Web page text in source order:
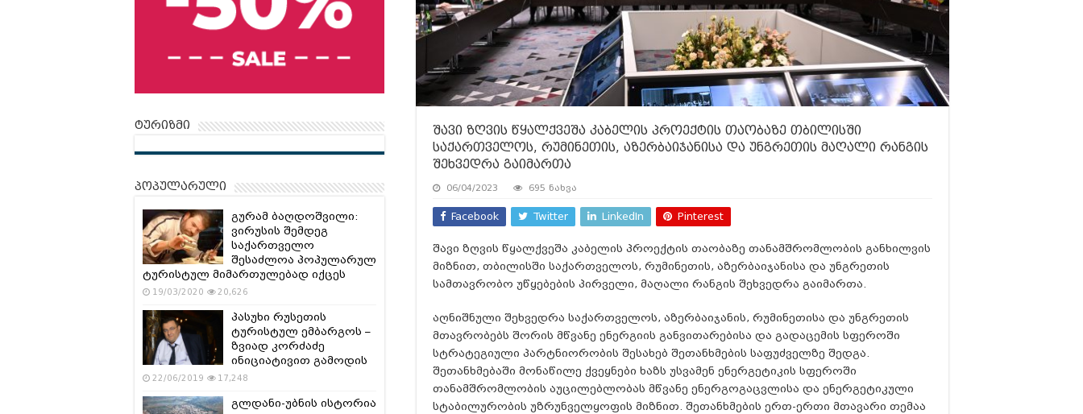
შავი ზღვის წყალქვეშა კაბელის პროექტის თაობაზე თბილისში
საქართველოს, რუმინეთის, აზერბაიჯანისა და უნგრეთის მაღალი რანგის
შეხვედრა გაიმართა
06/04/2023 695 ნახვა
Facebook Twitter LinkedIn Pinterest
შავი ზღვის წყალქვეშა კაბელის პროექტის თაობაზე თანამშრომლობის განხილვის
მიზნით, თბილისში საქართველოს, რუმინეთის, აზერბაიჯანისა და უნგრეთის
სამთავრობო უწყებების პირველი, მაღალი რანგის შეხვედრა გაიმართა.
აღნიშნული შეხვედრა საქართველოს, აზერბაიჯანის, რუმინეთისა და უნგრეთის
მთავრობებს შორის მწვანე ენერგიის განვითარებისა და გადაცემის სფეროში
სტრატეგიული პარტნიორობის შესახებ შეთანხმების საფუძველზე შედგა.
შეთანხმებაში მონაწილე ქვეყნები ხაზს უსვამენ ენერგეტიკის სფეროში
თანამშრომლობის აუცილებლობას მწვანე ენერგოგაცვლისა და ენერგეტიკული
სტაბილურობის უზრუნველყოფის მიზნით. შეთანხმების ერთ-ერთი მთავარი თემაა
ტურიზმი
პოპულარული
გურამ ბაღდოშვილი:
ვირუსის შემდეგ
საქართველო
შესაძლოა პოპულარულ
ტურისტულ მიმართულებად იქცეს
19/03/2020 20,626
პასუხი რუსეთის
ტურისტულ ემბარგოს –
ზვიად კორძაძე
ინიციატივით გამოდის
22/06/2019 17,248
გლდანი-უბნის ისტორია